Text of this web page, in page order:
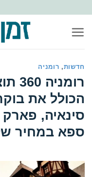
content
חדשות, רומניה
הכולל את
סינאיה,
ספא במחיר של 849€